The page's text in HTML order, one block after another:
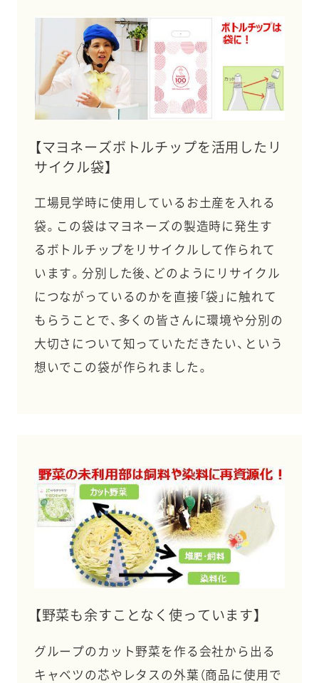
【マヨネーズボトルチップを活用したリ
サイクル袋】
工場見学時に使用しているお土産を入れる
袋。この袋はマヨネーズの製造時に発生す
るボトルチップをリサイクルして作られて
います。分別した後、どのようにリサイクル
につながっているのかを直接「袋」に触れて
もらうことで、多くの皆さんに環境や分別の
大切さについて知っていただきたい、という
想いでこの袋が作られました。
【野菜も余すことなく使っています】
グループのカット野菜を作る会社から出る
キャベツの芯やレタスの外葉（商品に使用で